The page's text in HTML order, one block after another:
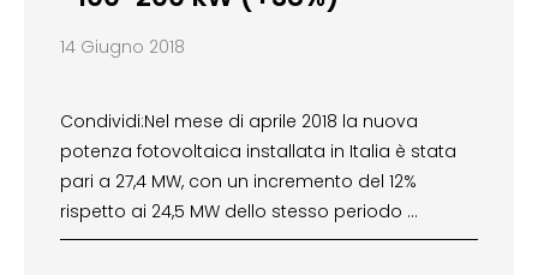
14 Giugno 2018
Condividi:Nel mese di aprile 2018 la nuova
potenza fotovoltaica installata in Italia è stata
pari a 27,4 MW, con un incremento del 12%
rispetto ai 24,5 MW dello stesso periodo …